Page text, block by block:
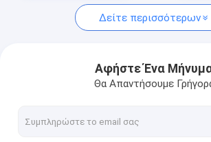
Δείτε περισσότερων
Αφήστε Ένα
Θα Απαντήσουμε